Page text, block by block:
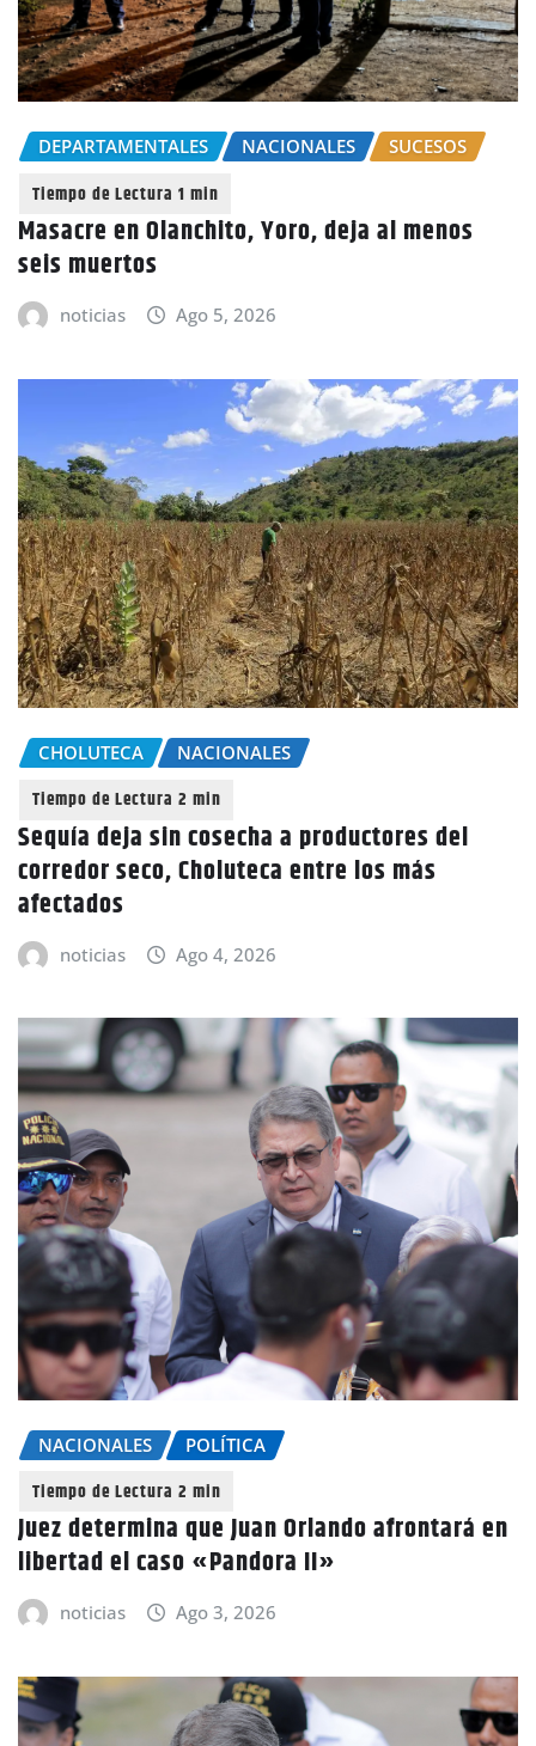
DEPARTAMENTALES NACIONALES SUCESOS
Masacre en Olanchito, Yoro, deja al menos
seis muertos
noticias Ago 5, 2026
CHOLUTECA NACIONALES
Sequía deja sin cosecha a productores del
corredor seco, Choluteca entre los más
afectados
noticias Ago 4, 2026
NACIONALES POLÍTICA
Juez determina que Juan Orlando afrontará en
libertad el caso «Pandora II»
noticias Ago 3, 2026